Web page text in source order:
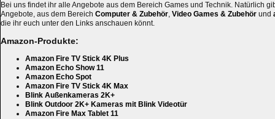
Bei uns findet ihr alle Angebote aus dem Bereich Games und Technik. Natürlich
Angebote, aus dem Bereich Computer & Zubehör, Video Games & Zubehör und
die ihr euch unter den Links anschauen könnt.
Amazon-Produkte:
Amazon Fire TV Stick 4K Plus
Amazon Echo Show 11
Amazon Echo Spot
Amazon Fire TV Stick 4K Max
Blink Außenkameras 2K+
Blink Outdoor 2K+ Kameras mit Blink Videotür
Amazon Fire Max Tablet 11